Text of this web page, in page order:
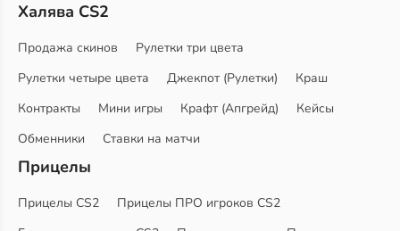
Халява CS2
Продажа скинов
Рулетки три цвета
Рулетки четыре цвета
Джекпот (Рулетки)
Краш
Контракты
Мини игры Крафт (Апгрейд)
Кейсы
Обменники
Ставки на матчи
Прицелы
Прицелы CS2
Прицелы ПРО игроков CS2